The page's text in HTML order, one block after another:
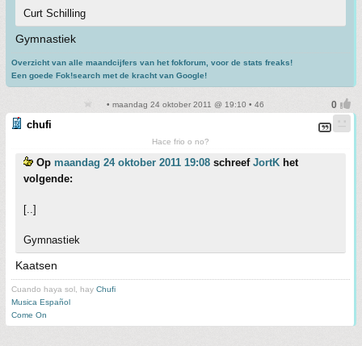
Curt Schilling
Gymnastiek
Overzicht van alle maandcijfers van het fokforum, voor de stats freaks!
Een goede Fok!search met de kracht van Google!
• maandag 24 oktober 2011 @ 19:10 • 46
chufi
Hace frio o no?
Op maandag 24 oktober 2011 19:08 schreef JortK het
volgende:
[..]
Gymnastiek
Kaatsen
Cuando haya sol, hay Chufi
Musica Español
Come On